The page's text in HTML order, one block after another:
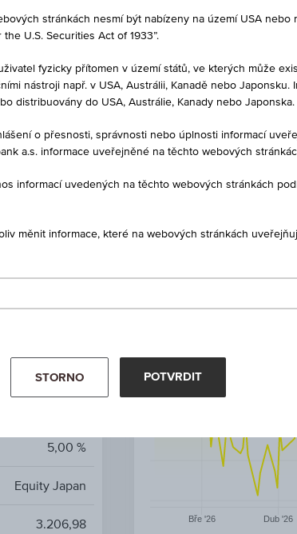
MĚNA
CHF
- A CHF
Akciové fondy
5,00 %
Equity Japan
3.206,98
1D 1M
Bře '26 Dub '26
stránkách nesmí být nabízeny na území USA nebo
U.S. Securities Act of 1933”.
fyzicky přítomen v území států, ve kterých může
nástroji např. v USA, Austrálii, Kanadě nebo Japonsku.
distribuovány do USA, Austrálie, Kanady nebo Japonska.
o přesnosti, správnosti nebo úplnosti informací
a.s. informace uveřejněné na těchto webových
informací uvedených na těchto webových stránkách
měnit informace, které na webových stránkách
STORNO POTVRDIT